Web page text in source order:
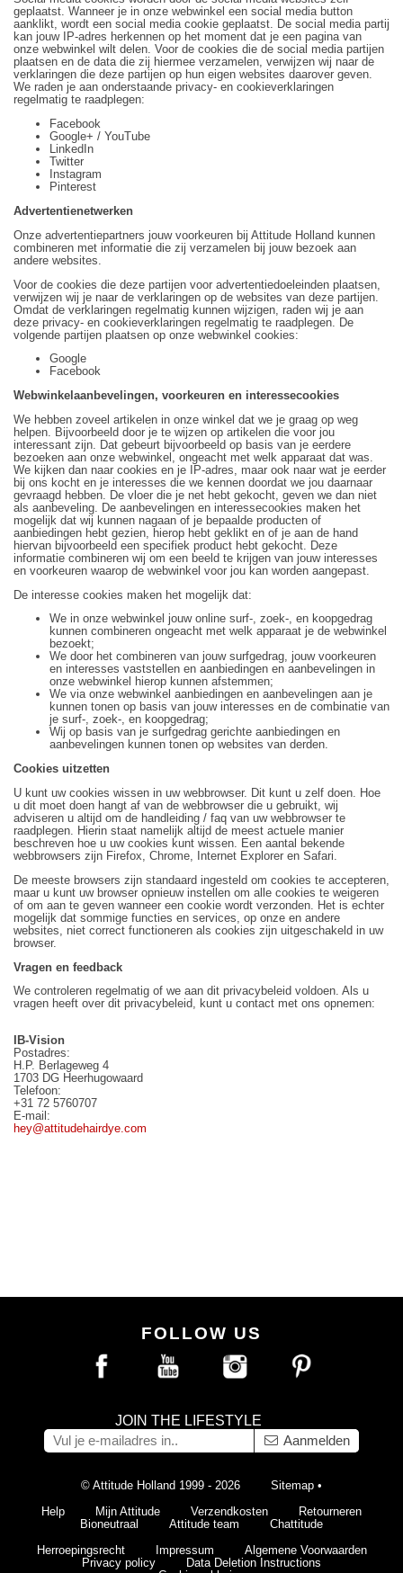
geplaatst. Wanneer je in onze webwinkel een social media button
aanklikt, wordt een social media cookie geplaatst. De social media partij
kan jouw IP-adres herkennen op het moment dat je een pagina van
onze webwinkel wilt delen. Voor de cookies die de social media partijen
plaatsen en de data die zij hiermee verzamelen, verwijzen wij naar de
verklaringen die deze partijen op hun eigen websites daarover geven.
We raden je aan onderstaande privacy- en cookieverklaringen
regelmatig te raadplegen:
Facebook
Google+ / YouTube
LinkedIn
Twitter
Instagram
Pinterest
Advertentienetwerken
Onze advertentiepartners jouw voorkeuren bij Attitude Holland kunnen
combineren met informatie die zij verzamelen bij jouw bezoek aan
andere websites.
Voor de cookies die deze partijen voor advertentiedoeleinden plaatsen,
verwijzen wij je naar de verklaringen op de websites van deze partijen.
Omdat de verklaringen regelmatig kunnen wijzigen, raden wij je aan
deze privacy- en cookieverklaringen regelmatig te raadplegen. De
volgende partijen plaatsen op onze webwinkel cookies:
Google
Facebook
Webwinkelaanbevelingen, voorkeuren en interessecookies
We hebben zoveel artikelen in onze winkel dat we je graag op weg
helpen. Bijvoorbeeld door je te wijzen op artikelen die voor jou
interessant zijn. Dat gebeurt bijvoorbeeld op basis van je eerdere
bezoeken aan onze webwinkel, ongeacht met welk apparaat dat was.
We kijken dan naar cookies en je IP-adres, maar ook naar wat je eerder
bij ons kocht en je interesses die we kennen doordat we jou daarnaar
gevraagd hebben. De vloer die je net hebt gekocht, geven we dan niet
als aanbeveling. De aanbevelingen en interessecookies maken het
mogelijk dat wij kunnen nagaan of je bepaalde producten of
aanbiedingen hebt gezien, hierop hebt geklikt en of je aan de hand
hiervan bijvoorbeeld een specifiek product hebt gekocht. Deze
informatie combineren wij om een beeld te krijgen van jouw interesses
en voorkeuren waarop de webwinkel voor jou kan worden aangepast.
De interesse cookies maken het mogelijk dat:
We in onze webwinkel jouw online surf-, zoek-, en koopgedrag
kunnen combineren ongeacht met welk apparaat je de webwinkel
bezoekt;
We door het combineren van jouw surfgedrag, jouw voorkeuren
en interesses vaststellen en aanbiedingen en aanbevelingen in
onze webwinkel hierop kunnen afstemmen;
We via onze webwinkel aanbiedingen en aanbevelingen aan je
kunnen tonen op basis van jouw interesses en de combinatie van
je surf-, zoek-, en koopgedrag;
Wij op basis van je surfgedrag gerichte aanbiedingen en
aanbevelingen kunnen tonen op websites van derden.
Cookies uitzetten
U kunt uw cookies wissen in uw webbrowser. Dit kunt u zelf doen. Hoe
u dit moet doen hangt af van de webbrowser die u gebruikt, wij
adviseren u altijd om de handleiding / faq van uw webbrowser te
raadplegen. Hierin staat namelijk altijd de meest actuele manier
beschreven hoe u uw cookies kunt wissen. Een aantal bekende
webbrowsers zijn Firefox, Chrome, Internet Explorer en Safari.
De meeste browsers zijn standaard ingesteld om cookies te accepteren,
maar u kunt uw browser opnieuw instellen om alle cookies te weigeren
of om aan te geven wanneer een cookie wordt verzonden. Het is echter
mogelijk dat sommige functies en services, op onze en andere
websites, niet correct functioneren als cookies zijn uitgeschakeld in uw
browser.
Vragen en feedback
We controleren regelmatig of we aan dit privacybeleid voldoen. Als u
vragen heeft over dit privacybeleid, kunt u contact met ons opnemen:
IB-Vision
Postadres:
H.P. Berlageweg 4
1703 DG Heerhugowaard
Telefoon:
+31 72 5760707
E-mail:
hey@attitudehairdye.com
FOLLOW US
JOIN THE LIFESTYLE
Aanmelden
© Attitude Holland 1999 - 2026 Sitemap •
Help
Mijn Attitude Verzendkosten
Retourneren
Bioneutraal
Attitude team
Chattitude
Herroepingsrecht
Impressum
Algemene Voorwaarden
Privacy policy
Data Deletion Instructions